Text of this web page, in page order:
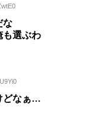
な
も選ぶわ
どなぁ…